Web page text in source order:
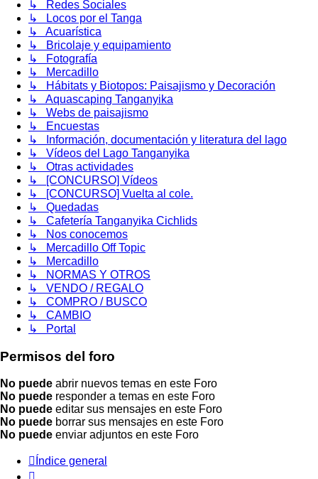
↳ Redes Sociales
↳ Locos por el Tanga
↳ Acuarística
↳ Bricolaje y equipamiento
↳ Fotografía
↳ Mercadillo
↳ Hábitats y Biotopos: Paisajismo y Decoración
↳ Aquascaping Tanganyika
↳ Webs de paisajismo
↳ Encuestas
↳ Información, documentación y literatura del lago
↳ Vídeos del Lago Tanganyika
↳ Otras actividades
↳ [CONCURSO] Vídeos
↳ [CONCURSO] Vuelta al cole.
↳ Quedadas
↳ Cafetería Tanganyika Cichlids
↳ Nos conocemos
↳ Mercadillo Off Topic
↳ Mercadillo
↳ NORMAS Y OTROS
↳ VENDO / REGALO
↳ COMPRO / BUSCO
↳ CAMBIO
↳ Portal
Permisos del foro
No puede abrir nuevos temas en este Foro
No puede responder a temas en este Foro
No puede editar sus mensajes en este Foro
No puede borrar sus mensajes en este Foro
No puede enviar adjuntos en este Foro
Índice general